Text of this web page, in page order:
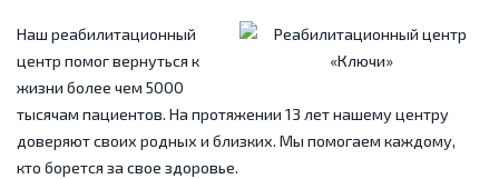
Наш реабилитационный
центр помог вернуться к
жизни более чем 5000
тысячам пациентов. На протяжении 13 лет нашему центру
доверяют своих родных и близких. Мы помогаем каждому,
кто борется за свое здоровье.